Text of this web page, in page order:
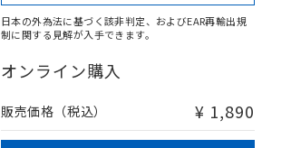
日本の外為法に基づく該非判定、およびEAR再輸出規
制に関する見解が入手できます。
オンライン購入
販売価格（税込） ¥ 1,890